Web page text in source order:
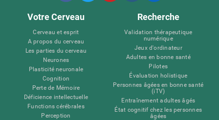
Votre Cerveau
Cerveau et esprit
A propos du cerveau
Les parties du cerveau
Neurones
Plasticité neuronale
Cognition
Perte de Mémoire
Déficience intellectuelle
Functions cérébrales
Perception
Recherche
Validation thérapeutique
numérique
Jeux d'ordinateur
Adultes en bonne santé
Pilotes
Évaluation holistique
Personnes âgées en bonne santé
(iTV)
Entraînement adultes âgés
État cognitif chez les personnes
âgées